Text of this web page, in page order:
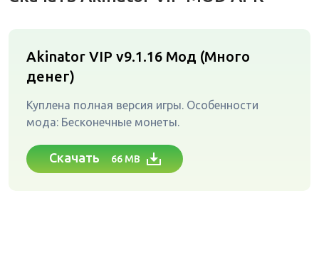
Akinator VIP v9.1.16 Мод (Много
денег)
Куплена полная версия игры. Особенности
мода: Бесконечные монеты.
Скачать 66 MB